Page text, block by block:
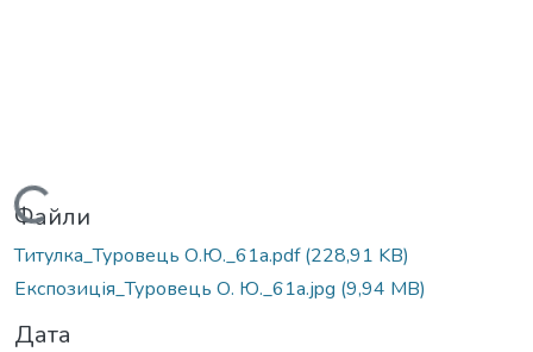
Вантажиться...
Файли
Титулка_Туровець О.Ю._61а.pdf(228,91 KB)
Експозиція_Туровець О. Ю._61а.jpg (9,94 MB)
Дата